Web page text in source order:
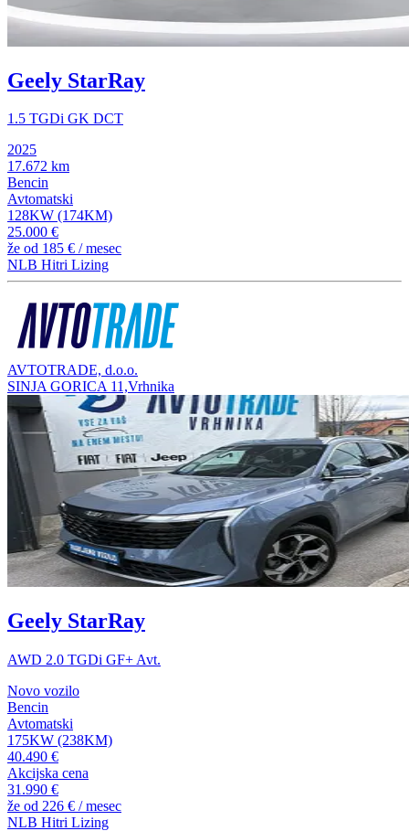
Geely StarRay
1.5 TGDi GK DCT
2025
17.672 km
Bencin
Avtomatski
128KW (174KM)
25.000 €
že od 185 € / mesec
NLB Hitri Lizing
AVTOTRADE, d.o.o.
SINJA GORICA 11,Vrhnika
Geely StarRay
AWD 2.0 TGDi GF+ Avt.
Novo vozilo
Bencin
Avtomatski
175KW (238KM)
40.490 €
Akcijska cena
31.990 €
že od 226 € / mesec
NLB Hitri Lizing